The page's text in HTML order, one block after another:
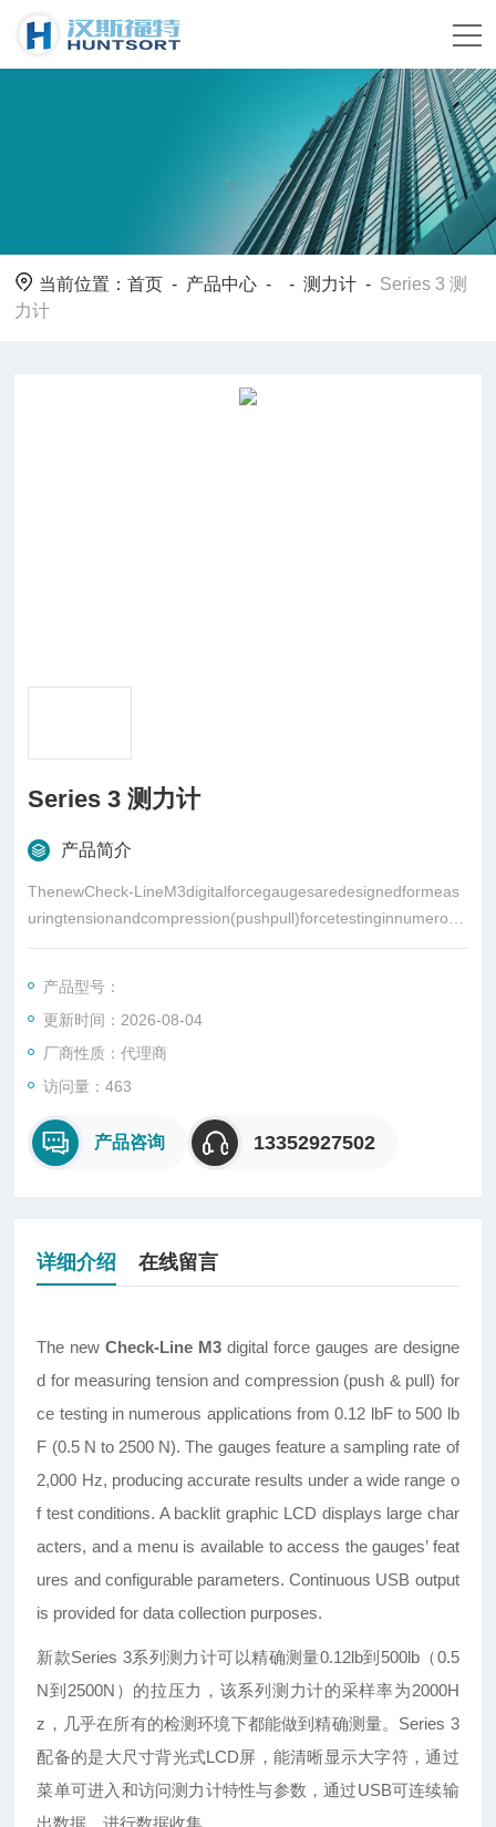
当前位置：首页 - 产品中心 - -测力计 - Series 3 测
力计
Series 3 测力计
产品简介
ThenewCheck-LineM3digitalforcegaugesaredesignedformeas
uringtensionandcompression(pushpull)forcetestinginnumerous
applicationsfrom0
产品型号：
更新时间：2026-08-04
厂商性质：代理商
访问量：463
产品咨询 13352927502
详细介绍 在线留言
The new Check-Line M3 digital force gauges are designe
d for measuring tension and compression (push & pull) for
ce testing in numerous applications from 0.12 lbF to 500 lb
F (0.5 N to 2500 N). The gauges feature a sampling rate of
2,000 Hz, producing accurate results under a wide range o
f test conditions. A backlit graphic LCD displays large char
acters, and a menu is available to access the gauges’ feat
ures and configurable parameters. Continuous USB output
is provided for data collection purposes.
新款Series 3系列测力计可以精确测量0.12lb到500lb（0.5
N到2500N）的拉压力，该系列测力计的采样率为2000H
z，几乎在所有的检测环境下都能做到精确测量。Series 3
配备的是大尺寸背光式LCD屏，能清晰显示大字符，通过
菜单可进入和访问测力计特性与参数，通过USB可连续输